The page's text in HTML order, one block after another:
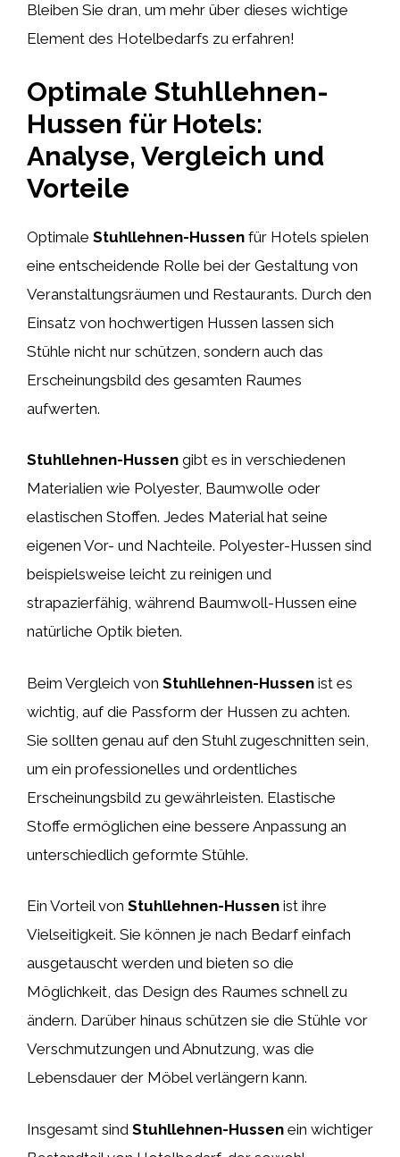
Bleiben Sie dran, um mehr über dieses wichtige
Element des Hotelbedarfs zu erfahren!
Optimale Stuhllehnen-
Hussen für Hotels:
Analyse, Vergleich und
Vorteile
Optimale Stuhllehnen-Hussen für Hotels spielen
eine entscheidende Rolle bei der Gestaltung von
Veranstaltungsräumen und Restaurants. Durch den
Einsatz von hochwertigen Hussen lassen sich
Stühle nicht nur schützen, sondern auch das
Erscheinungsbild des gesamten Raumes
aufwerten.
Stuhllehnen-Hussen gibt es in verschiedenen
Materialien wie Polyester, Baumwolle oder
elastischen Stoffen. Jedes Material hat seine
eigenen Vor- und Nachteile. Polyester-Hussen sind
beispielsweise leicht zu reinigen und
strapazierfähig, während Baumwoll-Hussen eine
natürliche Optik bieten.
Beim Vergleich von Stuhllehnen-Hussen ist es
wichtig, auf die Passform der Hussen zu achten.
Sie sollten genau auf den Stuhl zugeschnitten sein,
um ein professionelles und ordentliches
Erscheinungsbild zu gewährleisten. Elastische
Stoffe ermöglichen eine bessere Anpassung an
unterschiedlich geformte Stühle.
Ein Vorteil von Stuhllehnen-Hussen ist ihre
Vielseitigkeit. Sie können je nach Bedarf einfach
ausgetauscht werden und bieten so die
Möglichkeit, das Design des Raumes schnell zu
ändern. Darüber hinaus schützen sie die Stühle vor
Verschmutzungen und Abnutzung, was die
Lebensdauer der Möbel verlängern kann.
Insgesamt sind Stuhllehnen-Hussen ein wichtiger